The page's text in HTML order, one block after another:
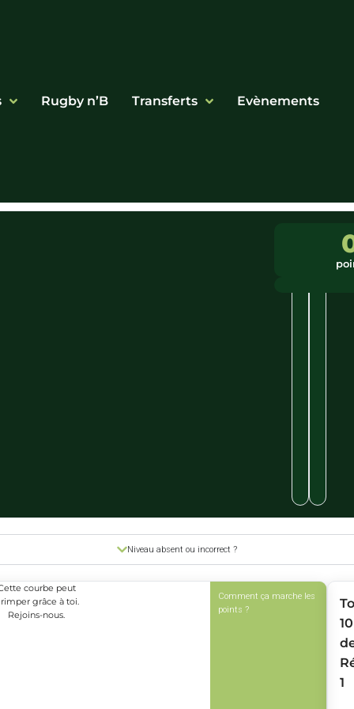
Rugby n’B Transferts Evènements
Occitanie
Muret
Niveau absent ou incorrect ?
courbe peut
grâce à toi.
Rejoins-nous.
Comment ça marche les
points ?
10
1